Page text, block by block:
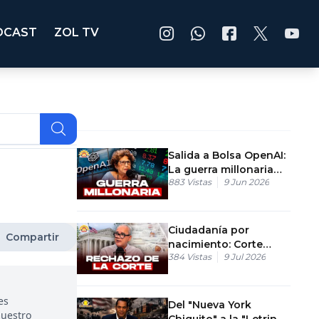
ZOL TV
Compartir
Salida a Bolsa OpenAI:
La guerra millonaria
por el control de la IA
883 Vistas 9 Jun 2026
Ciudadanía por
nacimiento: Corte
Suprema tumba
384 Vistas 9 Jul 2026
Del "Nueva York